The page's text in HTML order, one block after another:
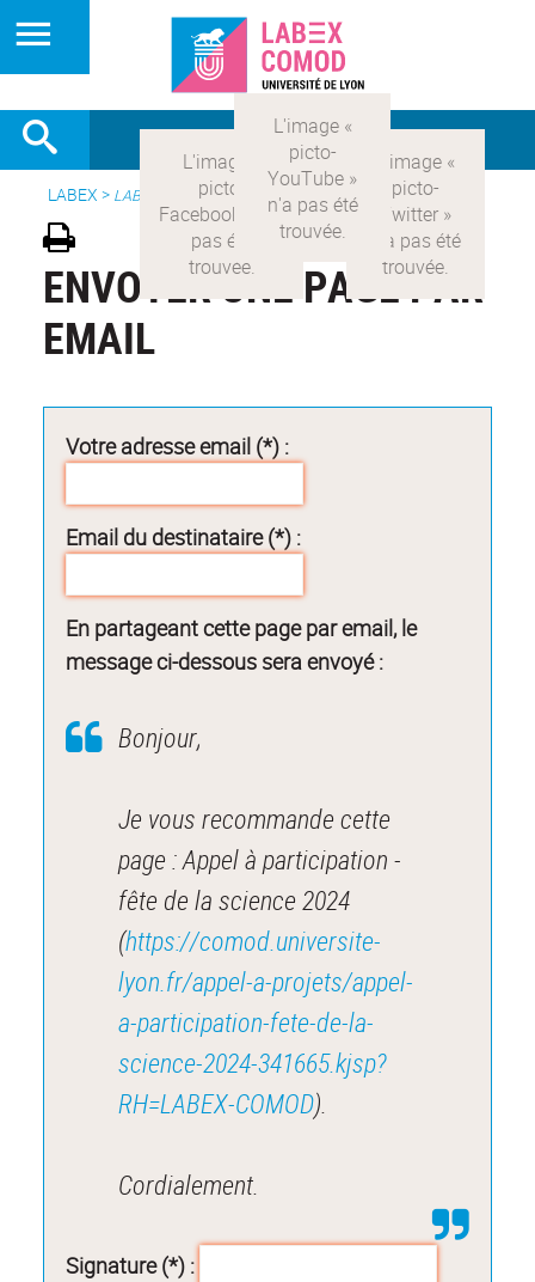
LABEX > LABEX COMOD
ENVOYER UNE PAGE PAR
EMAIL
Votre adresse email (*) :
Email du destinataire (*) :
En partageant cette page par email, le
message ci-dessous sera envoyé :
Bonjour,
Je vous recommande cette
page : Appel à participation -
fête de la science 2024
(https://comod.universite-
lyon.fr/appel-a-projets/appel-
a-participation-fete-de-la-
science-2024-341665.kjsp?
RH=LABEX-COMOD).
Cordialement.
Signature (*) :